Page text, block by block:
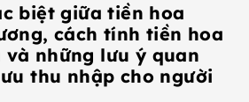
biệt giữa tiền hoa
cách tính tiền hoa
và những lưu ý quan
thu nhập cho người